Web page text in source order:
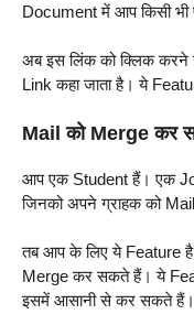
Document में आप किसी भी
अब इस लिंक को क्लिक
Link कहा जाता है। ये
Mail को Merge कर
आप एक Student हैं। एक
जिनको अपने ग्राहक को
तब आप के लिए ये Feature
Merge कर सकते हैं। ये
इसमें आसानी से कर सकते हैं।